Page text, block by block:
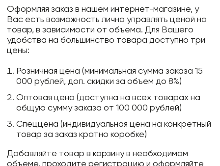
Оформляя заказ в нашем интернет-магазине, у
Вас есть возможность лично управлять ценой на
товар, в зависимости от объема. Для Вашего
удобства на большинство товара доступно три
цены:
Розничная цена (минимальная сумма заказа 15
000 рублей, доп. скидки за объем до 8%)
Оптовая цена (доступна на всех товарах на
общую сумму заказа от 100 000 рублей)
Спеццена (индивидуальная цена на конкретный
товар за заказ кратно коробке)
Добавляйте товар в корзину в необходимом
объеме, проходите регистрацию и оформляйте